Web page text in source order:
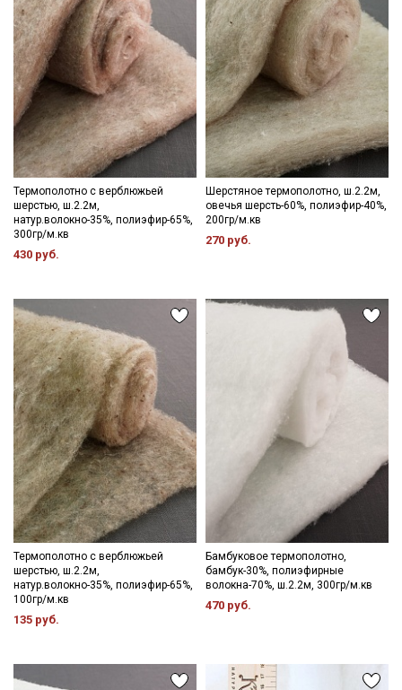
Термополотно с верблюжьей
шерстью, ш.2.2м,
натур.волокно-35%, полиэфир-65%,
300гр/м.кв
430 руб.
Шерстяное термополотно, ш.2.2м,
овечья шерсть-60%, полиэфир-40%,
200гр/м.кв
270 руб.
Термополотно с верблюжьей
шерстью, ш.2.2м,
натур.волокно-35%, полиэфир-65%,
100гр/м.кв
135 руб.
Бамбуковое термополотно,
бамбук-30%, полиэфирные
волокна-70%, ш.2.2м, 300гр/м.кв
470 руб.
данныхи даюСогласие на обработку персональных
данных
ДаюСогласие на получение рекламных и
информационных рассылок